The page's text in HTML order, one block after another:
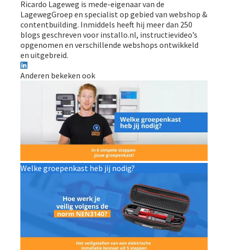
Ricardo Lageweg is mede-eigenaar van de
LagewegGroep en specialist op gebied van webshop &
contentbuilding. Inmiddels heeft hij meer dan 250
blogs geschreven voor installo.nl, instructievideo’s
opgenomen en verschillende webshops ontwikkeld
en uitgebreid.
Anderen bekeken ook
Welke groepenkast heb jij nodig?